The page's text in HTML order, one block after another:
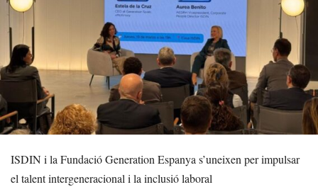
ISDIN i la Fundació Generation Espanya s’uneixen per impulsar
el talent intergeneracional i la inclusió laboral